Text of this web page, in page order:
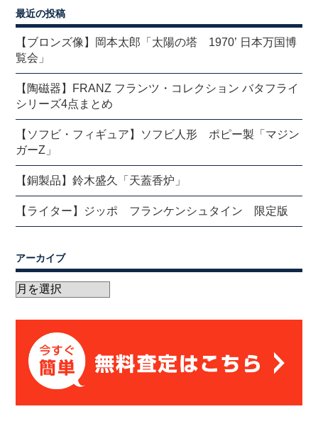
最近の投稿
【ブロンズ像】岡本太郎「太陽の塔 1970’ 日本万国博
覧会」
【陶磁器】FRANZ フランツ・コレクション バタフライ
シリーズ4点まとめ
【ソフビ・フィギュア】ソフビ人形 ポピー製「マジン
ガーZ」
【銅製品】鈴木盛久「天蓋香炉」
【ライター】ジッポ フランケンシュタイン 限定版
アーカイブ